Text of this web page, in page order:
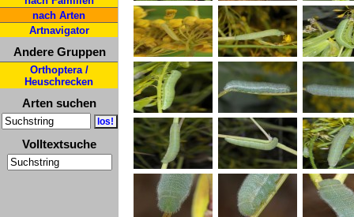
nach Arten
Artnavigator
Andere Gruppen
Orthoptera /
Heuschrecken
Arten suchen
Volltextsuche